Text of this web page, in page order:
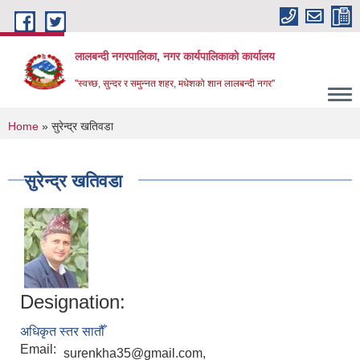
Skip to main content
लालबन्दी नगरपालिका, नगर कार्यपालिकाकाे कार्यालय
''स्वच्छ, सुन्दर र समुन्नत शहर, मधेशको शान लालबन्दी नगर''
You are here
Home » सुरेन्द्र खतिवडा
सुरेन्द्र खतिवडा
Designation:
अधिकृत स्तर सातौँ
Email: surenkha35@gmail.com,